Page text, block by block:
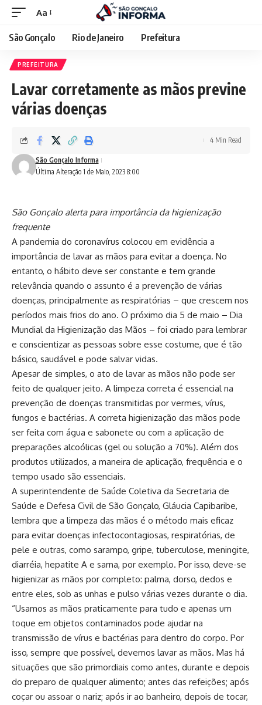
Aa
São Gonçalo Rio de Janeiro Prefeitura
PREFEITURA
Lavar corretamente as mãos previne
várias doenças
Última Alteração 1 de Maio, 2023 8:00
São Gonçalo Informa
4 Min Read
São Gonçalo alerta para importância da higienização
frequente
A pandemia do coronavírus colocou em evidência a
importância de lavar as mãos para evitar a doença. No
entanto, o hábito deve ser constante e tem grande
relevância quando o assunto é a prevenção de várias
doenças, principalmente as respiratórias – que crescem nos
períodos mais frios do ano. O próximo dia 5 de maio – Dia
Mundial da Higienização das Mãos – foi criado para lembrar
e conscientizar as pessoas sobre esse costume, que é tão
básico, saudável e pode salvar vidas.
Apesar de simples, o ato de lavar as mãos não pode ser
feito de qualquer jeito. A limpeza correta é essencial na
prevenção de doenças transmitidas por vermes, vírus,
fungos e bactérias. A correta higienização das mãos pode
ser feita com água e sabonete ou com a aplicação de
preparações alcoólicas (gel ou solução a 70%). Além dos
produtos utilizados, a maneira de aplicação, frequência e o
tempo usado são essenciais.
A superintendente de Saúde Coletiva da Secretaria de
Saúde e Defesa Civil de São Gonçalo, Gláucia Capibaribe,
lembra que a limpeza das mãos é o método mais eficaz
para evitar doenças infectocontagiosas, respiratórias, de
pele e outras, como sarampo, gripe, tuberculose, meningite,
diarréia, hepatite A e sarna, por exemplo. Por isso, deve-se
higienizar as mãos por completo: palma, dorso, dedos e
entre eles, sob as unhas e pulso várias vezes durante o dia.
“Usamos as mãos praticamente para tudo e apenas um
toque em objetos contaminados pode ajudar na
transmissão de vírus e bactérias para dentro do corpo. Por
isso, sempre que possível, devemos lavar as mãos. Mas há
situações que são primordiais como antes, durante e depois
do preparo de qualquer alimento; antes das refeições; após
coçar ou assoar o nariz; após ir ao banheiro, depois de tocar,